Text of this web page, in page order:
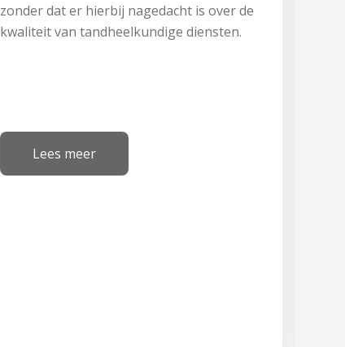
zonder dat er hierbij nagedacht is over de
kwaliteit van tandheelkundige diensten.
Lees meer